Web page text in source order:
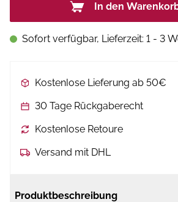
In den
Sofort verfügbar, Lieferzeit: 1 - 3
Kostenlose Lieferung ab 50€
30 Tage Rückgaberecht
Kostenlose Retoure
Versand mit DHL
Produktbeschreibung